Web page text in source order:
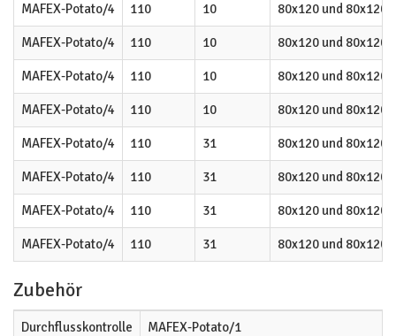
MAFEX-Potato/4 110 10 80x120 und 80x120
MAFEX-Potato/4 110 10 80x120 und 80x120
MAFEX-Potato/4 110 10 80x120 und 80x120
MAFEX-Potato/4 110 10 80x120 und 80x120
MAFEX-Potato/4 110 31 80x120 und 80x120
MAFEX-Potato/4 110 31 80x120 und 80x120
MAFEX-Potato/4 110 31 80x120 und 80x120
MAFEX-Potato/4 110 31 80x120 und 80x120
Zubehör
Durchflusskontrolle MAFEX-Potato/1